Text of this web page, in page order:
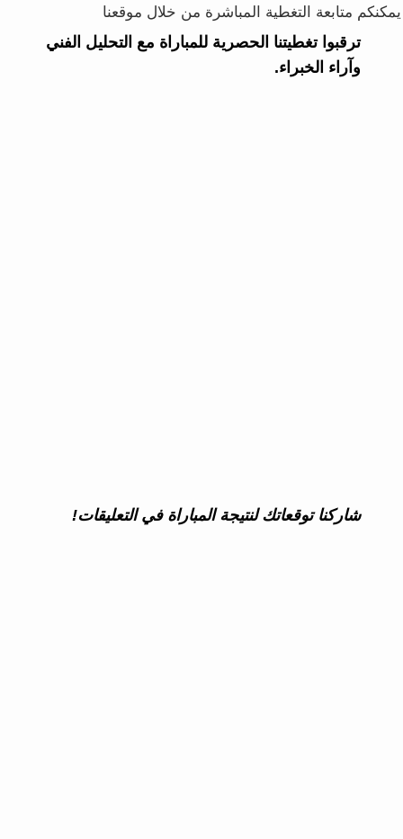
يمكنكم متابعة التغطية المباشرة من خلال موقعنا
ترقبوا تغطيتنا الحصرية للمباراة مع التحليل الفني
وآراء الخبراء.
شاركنا توقعاتك لنتيجة المباراة في التعليقات!